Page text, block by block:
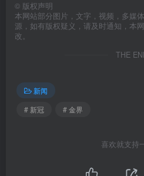
© 版权声明
本网站部分图片，文字，视频，多媒
源，如有版权疑义，请及时通知，本
改。
THE
新闻
# 新冠
# 金界
喜欢就支持